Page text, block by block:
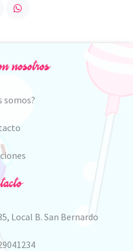
nosotros
somos?
Local B. San Bernardo